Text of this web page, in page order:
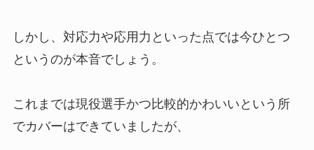
しかし、対応力や応用力といった点では今ひとつ
というのが本音でしょう。
これまでは現役選手かつ比較的かわいいという所
でカバーはできていましたが、